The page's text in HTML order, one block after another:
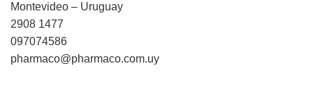
Montevideo – Uruguay
2908 1477
097074586
pharmaco@pharmaco.com.uy